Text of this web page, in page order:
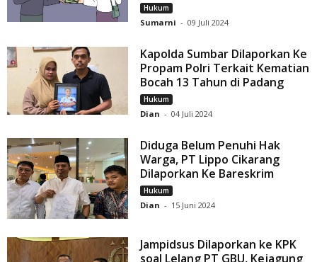
Hukum
Sumarni - 09 Juli 2024
Kapolda Sumbar Dilaporkan Ke
Propam Polri Terkait Kematian
Bocah 13 Tahun di Padang
Hukum
Dian - 04 Juli 2024
Diduga Belum Penuhi Hak
Warga, PT Lippo Cikarang
Dilaporkan Ke Bareskrim
Hukum
Dian - 15 Juni 2024
Jampidsus Dilaporkan ke KPK
soal Lelang PT GBU, Kejagung